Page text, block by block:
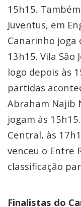
15h15.
Juventus, em
Canarinho joga
13h15. Vila São
logo depois às
partidas
Abraham Najib
jogam às
Central, às
venceu o Entre
classificação
Finalistas do